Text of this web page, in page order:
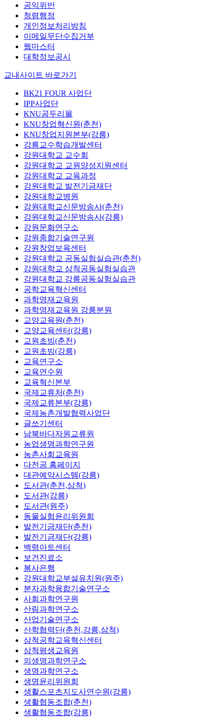
공익위반
청렴행정
개인정보처리방침
이메일무단수집거부
웹마스터
대학정보공시
교내사이트 바로가기
BK21 FOUR 사업단
IPP사업단
KNU곰두리몰
KNU창업혁신원(춘천)
KNU창업지원본부(강릉)
강릉교수학습개발센터
강원대학교 교수회
강원대학교 교원양성지원센터
강원대학교 교육과정
강원대학교 발전기금재단
강원대학교병원
강원대학교신문방송사(춘천)
강원대학교신문방송사(강릉)
강원문화연구소
강원종합기술연구원
강원창업보육센터
강원대학교 공동실험실습관(춘천)
강원대학교 삼척공동실험실습관
강원대학교 강릉공동실험실습관
공학교육혁신센터
과학영재교육원
과학영재교육원 강릉분원
교양교육원(춘천)
교양교육센터(강릉)
교원초빙(춘천)
교원초빙(강릉)
교육연구소
교육연수원
교육혁신본부
국제교류처(춘천)
국제교류본부(강릉)
국제농촌개발협력사업단
글쓰기센터
남북바다자원교류원
농업생명과학연구원
농촌사회교육원
다전공 홈페이지
대관예약시스템(강릉)
도서관(춘천,삼척)
도서관(강릉)
도서관(원주)
동물실험윤리위원회
발전기금재단(춘천)
발전기금재단(강릉)
백령아트센터
보건진료소
봉사은행
강원대학교부설유치원(원주)
분자과학융합기술연구소
사회과학연구원
산림과학연구소
산업기술연구소
산학협력단(춘천,강릉,삼척)
삼척공학교육혁신센터
삼척평생교육원
의생명과학연구소
생명과학연구소
생명윤리위원회
생활스포츠지도사연수원(강릉)
생활협동조합(춘천)
생활협동조합(강릉)